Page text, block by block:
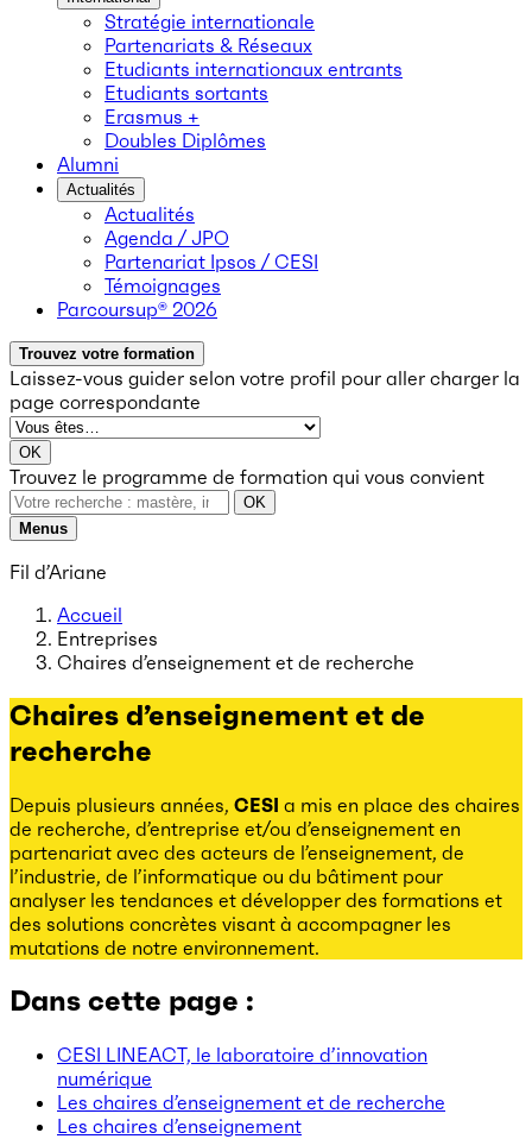
Stratégie internationale
Partenariats & Réseaux
Etudiants internationaux entrants
Etudiants sortants
Erasmus +
Doubles Diplômes
Alumni
Actualités
Actualités
Agenda / JPO
Partenariat Ipsos / CESI
Témoignages
Parcoursup® 2026
Trouvez votre formation
Laissez-vous guider selon votre profil pour aller charger la
page correspondante
OK
Trouvez le programme de formation qui vous convient
OK
Menus
Fil d’Ariane
Accueil
Entreprises
Chaires d’enseignement et de recherche
Chaires d’enseignement et de
recherche
Depuis plusieurs années, CESI a mis en place des chaires
de recherche, d’entreprise et/ou d’enseignement en
partenariat avec des acteurs de l’enseignement, de
l’industrie, de l’informatique ou du bâtiment pour
analyser les tendances et développer des formations et
des solutions concrètes visant à accompagner les
mutations de notre environnement.
Dans cette page :
CESI LINEACT, le laboratoire d’innovation
numérique
Les chaires d’enseignement et de recherche
Les chaires d’enseignement